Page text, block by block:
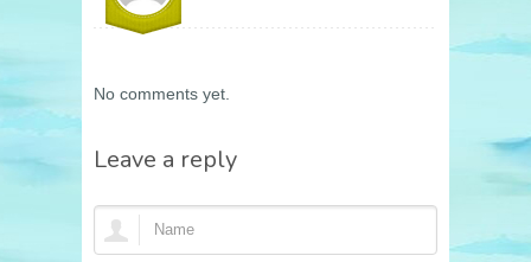
No comments yet.
Leave a reply